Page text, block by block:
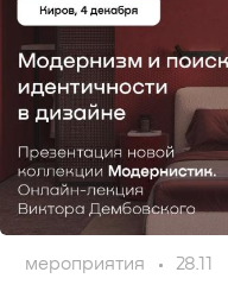
мероприятия 28.11